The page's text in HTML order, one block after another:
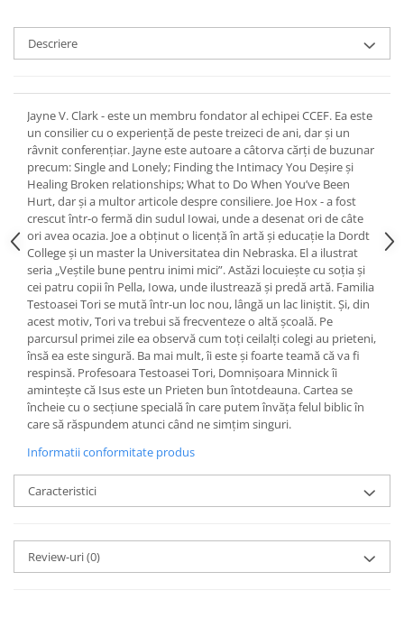
Reviste
Poezii
Descriere
Jayne V. Clark - este un membru fondator al echipei CCEF. Ea este
un consilier cu o experiență de peste treizeci de ani, dar și un
râvnit conferențiar. Jayne este autoare a câtorva cărți de buzunar
precum: Single and Lonely; Finding the Intimacy You Deșire și
Healing Broken relationships; What to Do When You’ve Been
Hurt, dar și a multor articole despre consiliere. Joe Hox - a fost
crescut într-o fermă din sudul Iowai, unde a desenat ori de câte
ori avea ocazia. Joe a obținut o licență în artă și educație la Dordt
College și un master la Universitatea din Nebraska. El a ilustrat
seria „Veștile bune pentru inimi mici”. Astăzi locuiește cu soția și
cei patru copii în Pella, Iowa, unde ilustrează și predă artă. Familia
Testoasei Tori se mută într-un loc nou, lângă un lac liniștit. Și, din
acest motiv, Tori va trebui să frecventeze o altă școală. Pe
parcursul primei zile ea observă cum toți ceilalți colegi au prieteni,
însă ea este singură. Ba mai mult, îi este și foarte teamă că va fi
respinsă. Profesoara Testoasei Tori, Domnișoara Minnick îi
amintește că Isus este un Prieten bun întotdeauna. Cartea se
încheie cu o secțiune specială în care putem învăța felul biblic în
care să răspundem atunci când ne simțim singuri.
Informatii conformitate produs
Caracteristici
Review-uri(0)